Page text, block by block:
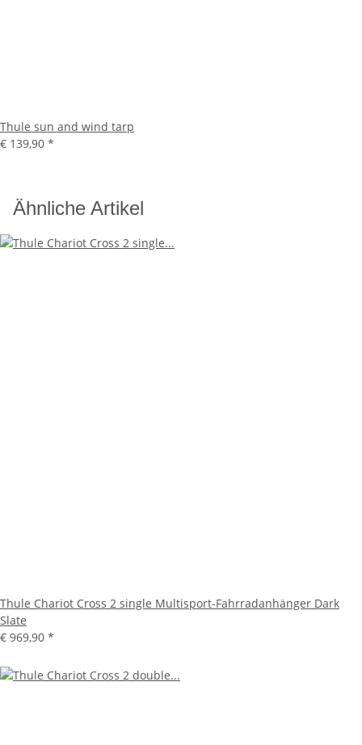
Thule sun and wind tarp
€ 139,90 *
Ähnliche Artikel
Thule Chariot Cross 2 single Multisport-Fahrradanhänger Dark
Slate
€ 969,90 *